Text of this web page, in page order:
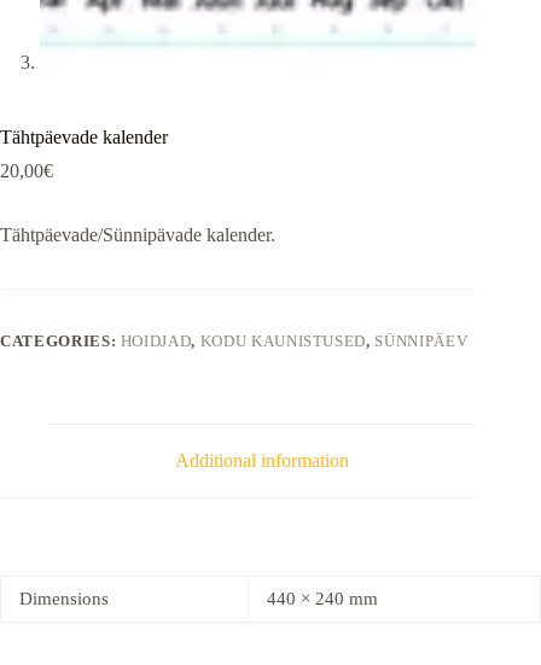
Tähtpäevade kalender
20,00€
Tähtpäevade/Sünnipävade kalender.
CATEGORIES: HOIDJAD, KODU KAUNISTUSED, SÜNNIPÄEV
Additional information
Dimensions 440 × 240 mm